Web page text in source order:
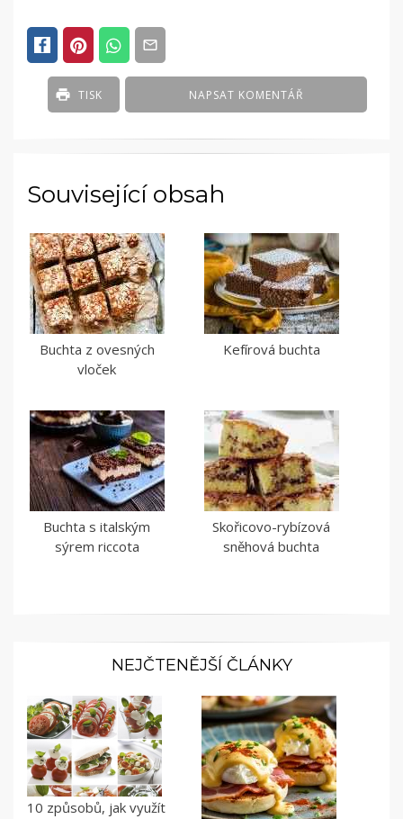
NAPSAT KOMENTÁŘ
TISK
Související obsah
Buchta z ovesných
vloček
Kefírová buchta
Buchta s italským
sýrem riccota
Skořicovo-rybízová
sněhová buchta
NEJČTENĚJŠÍ ČLÁNKY
10 způsobů, jak využít